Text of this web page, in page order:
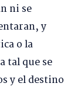
ni se
y
o la
tal que se
y el destino